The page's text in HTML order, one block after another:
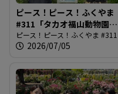
ピース！ピース！ふくやま
#311「タカオ福山動物園の4
種類の走鳥類」
ピース！ピース！ふくやま #311
2026/07/05